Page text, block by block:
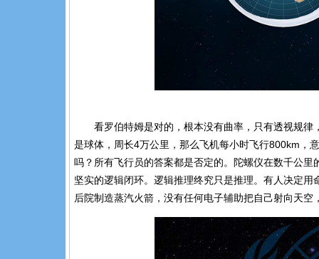
看罗伯特姆是对的，根本没有曲率，只有透视规
是球体，周长4万公里，那么飞机每小时飞行800km ，
吗？所有飞行员的答案都是否定的。陀螺仪在数千公
坚实的逻辑闭环。逻辑推理终究只是推理。有人决定用
后院制造蒸汽火箭，没有任何电子辅助把自己射向天空